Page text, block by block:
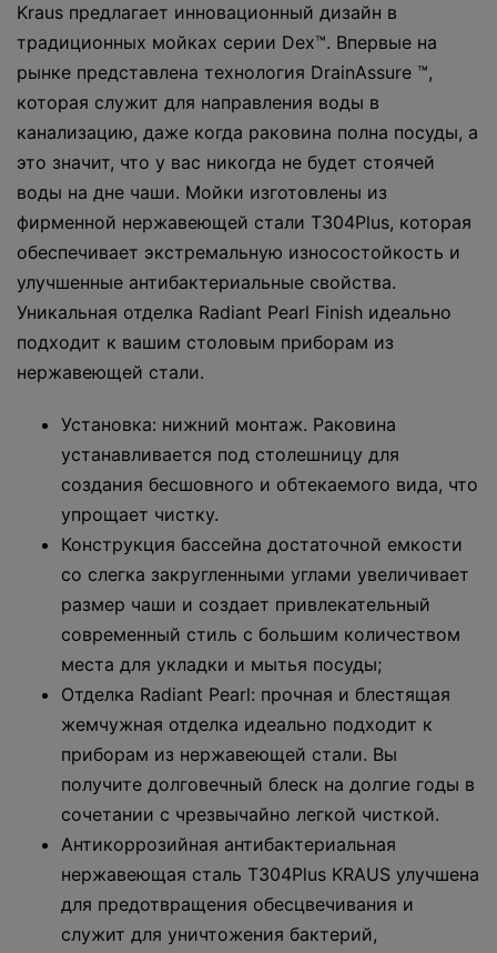
Kraus предлагает инновационный дизайн в
традиционных мойках серии Dex™. Впервые на
рынке представлена технология DrainAssure ™,
которая служит для направления воды в
канализацию, даже когда раковина полна посуды, а
это значит, что у вас никогда не будет стоячей
воды на дне чаши. Мойки изготовлены из
фирменной нержавеющей стали T304Plus, которая
обеспечивает экстремальную износостойкость и
улучшенные антибактериальные свойства.
Уникальная отделка Radiant Pearl Finish идеально
подходит к вашим столовым приборам из
нержавеющей стали.
Установка: нижний монтаж. Раковина
устанавливается под столешницу для
создания бесшовного и обтекаемого вида, что
упрощает чистку.
Конструкция бассейна достаточной емкости
со слегка закругленными углами увеличивает
размер чаши и создает привлекательный
современный стиль с большим количеством
места для укладки и мытья посуды;
Отделка Radiant Pearl: прочная и блестящая
жемчужная отделка идеально подходит к
приборам из нержавеющей стали. Вы
получите долговечный блеск на долгие годы в
сочетании с чрезвычайно легкой чисткой.
Антикоррозийная антибактериальная
нержавеющая сталь T304Plus KRAUS улучшена
для предотвращения обесцвечивания и
служит для уничтожения бактерий,